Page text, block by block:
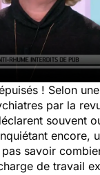
! Selon
par la
souvent
encore,
savoir
de travail